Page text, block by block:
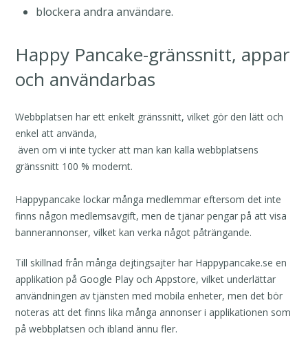
blockera andra användare.
Happy Pancake-gränssnitt, appar
och användarbas
Webbplatsen har ett enkelt gränssnitt, vilket gör den lätt och
enkel att använda,
även om vi inte tycker att man kan kalla webbplatsens
gränssnitt 100 % modernt.
Happypancake lockar många medlemmar eftersom det inte
finns någon medlemsavgift, men de tjänar pengar på att visa
bannerannonser, vilket kan verka något påträngande.
Till skillnad från många dejtingsajter har Happypancake.se en
applikation på Google Play och Appstore, vilket underlättar
användningen av tjänsten med mobila enheter, men det bör
noteras att det finns lika många annonser i applikationen som
på webbplatsen och ibland ännu fler.